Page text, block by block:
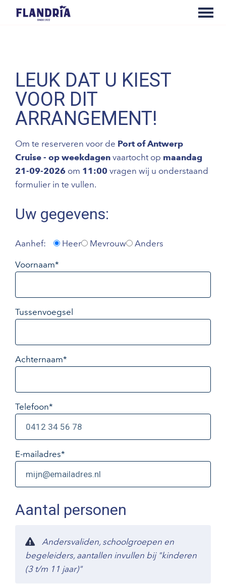
LEUK DAT U KIEST
VOOR DIT
ARRANGEMENT!
Om te reserveren voor de Port of Antwerp
Cruise - op weekdagen vaartocht op maandag
21-09-2026 om 11:00 vragen wij u onderstaand
formulier in te vullen.
Uw gegevens:
Aanhef: Heer Mevrouw Anders
Voornaam*
Tussenvoegsel
Achternaam*
Telefoon*
E-mailadres*
Aantal personen
Andersvaliden, schoolgroepen en
begeleiders, aantallen invullen bij "kinderen
(3 t/m 11 jaar)"